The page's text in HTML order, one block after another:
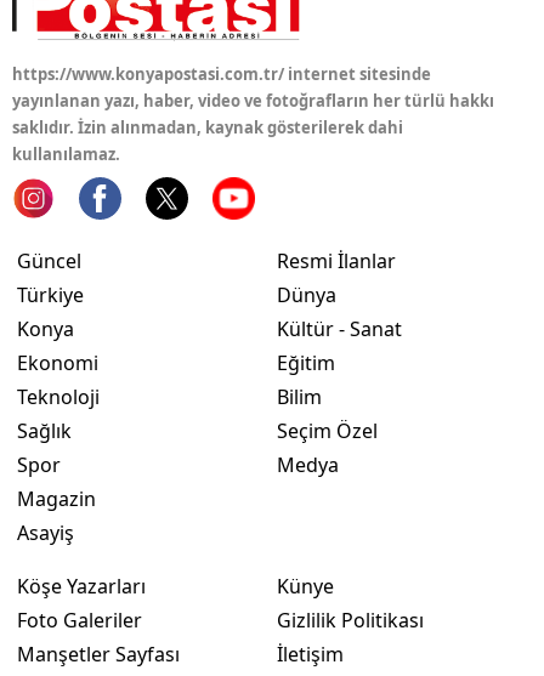
Uşak
Van
Aksaray
Bayburt
Kırıkkale
Ardahan
https://www.konyapostasi.com.tr/ internet sitesinde
yayınlanan yazı, haber, video ve fotoğrafların her türlü hakkı
saklıdır. İzin alınmadan, kaynak gösterilerek dahi
kullanılamaz.
Güncel
Türkiye
Konya
Ekonomi
Teknoloji
Sağlık
Spor
Magazin
Asayiş
Resmi İlanlar
Dünya
Kültür - Sanat
Eğitim
Bilim
Seçim Özel
Medya
Köşe Yazarları
Foto Galeriler
Manşetler Sayfası
Künye
Gizlilik Politikası
İletişim